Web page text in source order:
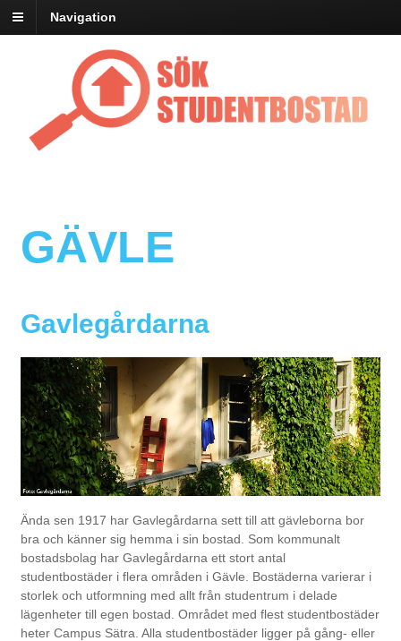
Navigation
GÄVLE
Gavlegårdarna
Ända sen 1917 har Gavlegårdarna sett till att gävleborna bor
bra och känner sig hemma i sin bostad. Som kommunalt
bostadsbolag har Gavlegårdarna ett stort antal
studentbostäder i flera områden i Gävle. Bostäderna varierar i
storlek och utformning med allt från studentrum i delade
lägenheter till egen bostad. Området med flest studentbostäder
heter Campus Sätra. Alla studentbostäder ligger på gång- eller